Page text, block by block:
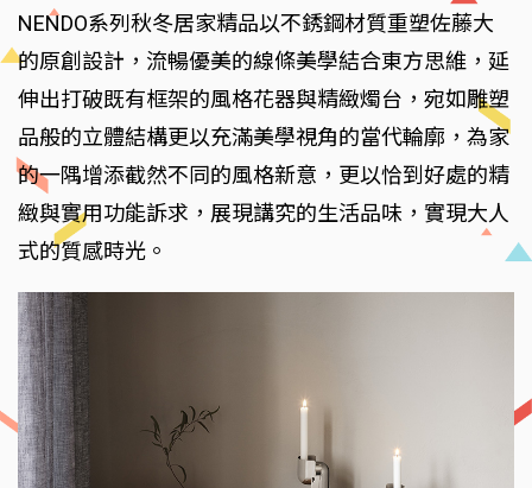
NENDO系列秋冬居家精品以不銹鋼材質重塑佐藤大
的原創設計，流暢優美的線條美學結合東方思維，延
伸出打破既有框架的風格花器與精緻燭台，宛如雕塑
品般的立體結構更以充滿美學視角的當代輪廓，為家
的一隅增添截然不同的風格新意，更以恰到好處的精
緻與實用功能訴求，展現講究的生活品味，實現大人
式的質感時光。